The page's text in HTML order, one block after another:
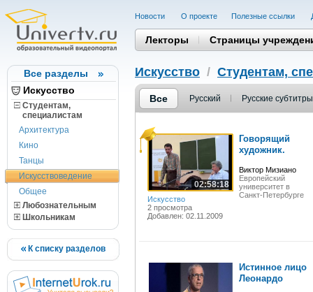
Все разделы
Искусство
Студентам,
cпециалистам
Архитектура
Кино
Танцы
Искусствоведение
Общее
Любознательным
Школьникам
К списку разделов
Новости О проекте Полезные cсылки
Лекторы Страницы
Искусство / Студентам,
Все Русский Русские субтитры
02:58:18
Искусство
2 просмотра
Добавлен: 02.11.2009
Говорящий
художник.
Виктор Мизиано
Европейский
университет в
Санкт-Петербурге
Истинное лицо
Леонардо